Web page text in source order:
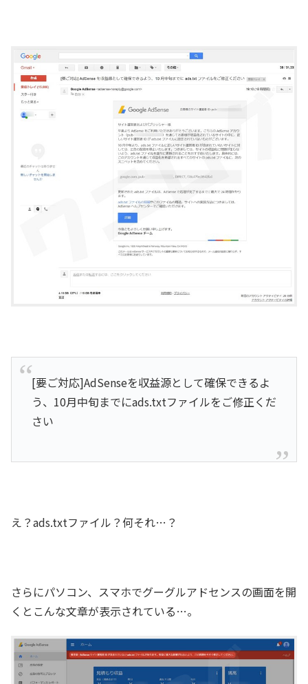
[要ご対応]AdSenseを収益源として確保できるよ
う、10月中旬までにads.txtファイルをご修正くだ
さい
え？ads.txtファイル？何それ…？
さらにパソコン、スマホでグーグルアドセンスの画面を開
くとこんな文章が表示されている…。